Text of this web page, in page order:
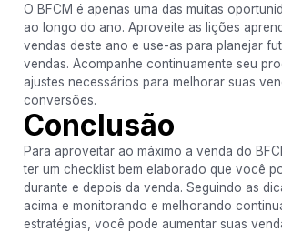
O BFCM é apenas uma das muitas
ao longo do ano. Aproveite as lições
vendas deste ano e use-as para planejar
vendas. Acompanhe continuamente seu
ajustes necessários para melhorar suas
conversões.
Conclusão
Para aproveitar ao máximo a venda do
ter um checklist bem elaborado que você
durante e depois da venda. Seguindo as
acima e monitorando e melhorando
estratégias, você pode aumentar suas